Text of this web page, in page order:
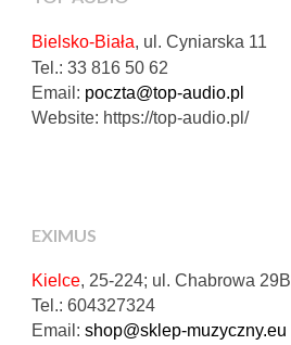
Bielsko-Biała, ul. Cyniarska 11
Tel.: 33 816 50 62
Email: poczta@top-audio.pl
Website: https://top-audio.pl/
EXIMUS
Kielce, 25-224; ul. Chabrowa 29B
Tel.: 604327324
Email:shop@sklep-muzyczny.eu